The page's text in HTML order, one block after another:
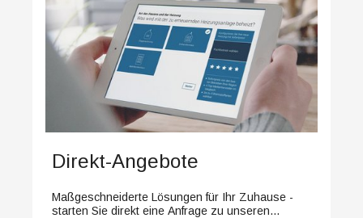
Direkt-Angebote
Maßgeschneiderte Lösungen für Ihr Zuhause -
starten Sie direkt eine Anfrage zu unseren